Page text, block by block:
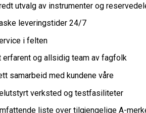
utvalg av instrumenter og
leveringstider 24/7
i felten
erfarent og allsidig team av fagfolk
samarbeid med kundene våre
verksted og testfasiliteter
liste over tilgjengelige A-